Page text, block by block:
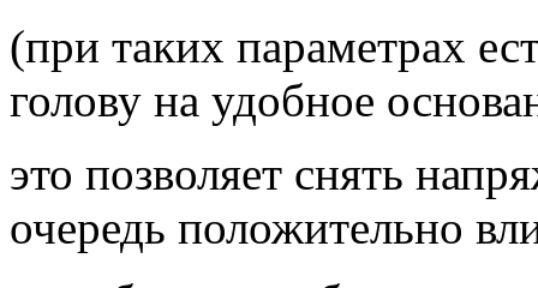
(при таких параметрах
голову на удобное
это позволяет снять
очередь положительно